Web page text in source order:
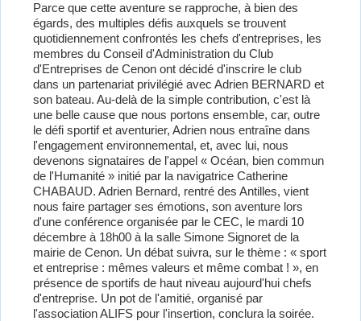
Parce que cette aventure se rapproche, à bien des
égards, des multiples défis auxquels se trouvent
quotidiennement confrontés les chefs d'entreprises, les
membres du Conseil d'Administration du Club
d'Entreprises de Cenon ont décidé d'inscrire le club
dans un partenariat privilégié avec Adrien BERNARD et
son bateau. Au-delà de la simple contribution, c'est là
une belle cause que nous portons ensemble, car, outre
le défi sportif et aventurier, Adrien nous entraîne dans
l'engagement environnemental, et, avec lui, nous
devenons signataires de l'appel « Océan, bien commun
de l'Humanité » initié par la navigatrice Catherine
CHABAUD. Adrien Bernard, rentré des Antilles, vient
nous faire partager ses émotions, son aventure lors
d'une conférence organisée par le CEC, le mardi 10
décembre à 18h00 à la salle Simone Signoret de la
mairie de Cenon. Un débat suivra, sur le thème : « sport
et entreprise : mêmes valeurs et même combat ! », en
présence de sportifs de haut niveau aujourd'hui chefs
d'entreprise. Un pot de l'amitié, organisé par
l'association ALIFS pour l'insertion, conclura la soirée.